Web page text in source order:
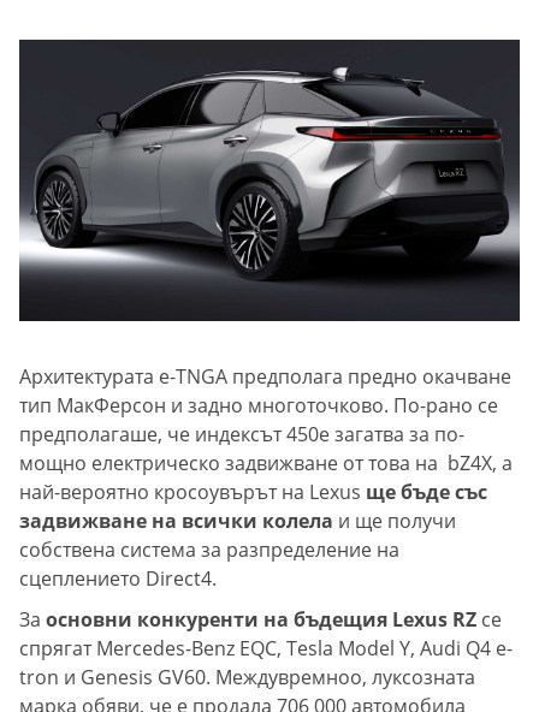
Архитектурата e-TNGA предполага предно окачване
тип МакФерсон и задно многоточково. По-рано се
предполагаше, че индексът 450e загатва за по-
мощно електрическо задвижване от това на bZ4X, а
най-вероятно кросоувърът на Lexus ще бъде със
задвижване на всички колела и ще получи
собствена система за разпределение на
сцеплението Direct4.
За основни конкуренти на бъдещия Lexus RZ се
спрягат Mercedes-Benz EQC, Tesla Model Y, Audi Q4 e-
tron и Genesis GV60. Междувремноо, луксозната
марка обяви, че е продала 706 000 автомобила